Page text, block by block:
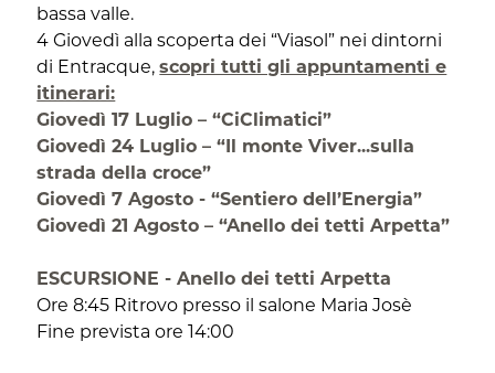
bassa valle.
4 Giovedì alla scoperta dei “Viasol” nei dintorni
di Entracque,scopri tutti gli appuntamenti e
itinerari:
Giovedì 17 Luglio –“CiClimatici”
Giovedì 24 Luglio –“Il monte Viver...sulla
strada della croce”
Giovedì 7 Agosto -“Sentiero dell’Energia”
Giovedì 21 Agosto –“Anello dei tetti Arpetta”
ESCURSIONE - Anello dei tetti Arpetta
Ore 8:45 Ritrovo presso il salone Maria Josè
Fine prevista ore 14:00